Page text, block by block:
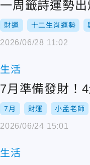
一周籤詩運勢
財運 十二生肖運勢
2026/06/28 11:02
生活
7月準備發財！
7月 財運 小孟老師
2026/06/24 15:01
生活